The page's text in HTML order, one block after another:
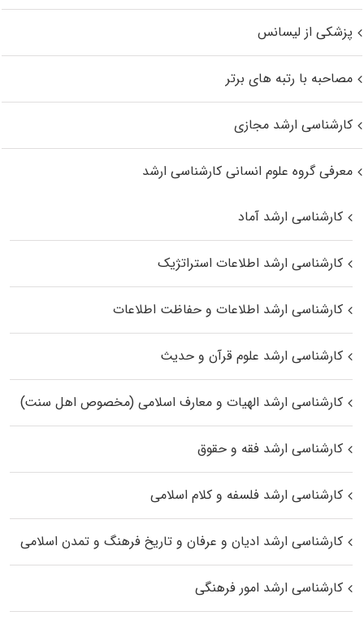
پزشکی از لیسانس
مصاحبه با رتبه های برتر
کارشناسی ارشد مجازی
معرفی گروه علوم انسانی کارشناسی ارشد
کارشناسی ارشد آماد
کارشناسی ارشد اطلاعات استراتژیک
کارشناسی ارشد اطلاعات و حفاظت اطلاعات
کارشناسی ارشد علوم قرآن و حدیث
کارشناسی ارشد الهیات و معارف اسلامی (مخصوص اهل سنت)
کارشناسی ارشد فقه و حقوق
کارشناسی ارشد فلسفه و کلام اسلامی
کارشناسی ارشد ادیان و عرفان و تاریخ فرهنگ و تمدن اسلامی
کارشناسی ارشد امور فرهنگی